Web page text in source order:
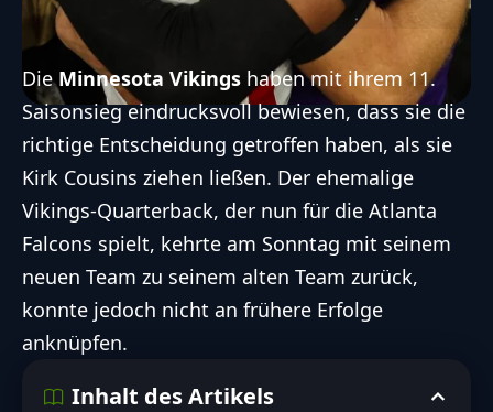
Die Minnesota Vikings haben mit ihrem 11.
Saisonsieg eindrucksvoll bewiesen, dass sie die
richtige Entscheidung getroffen haben, als sie
Kirk Cousins ziehen ließen. Der ehemalige
Vikings-Quarterback, der nun für die Atlanta
Falcons spielt, kehrte am Sonntag mit seinem
neuen Team zu seinem alten Team zurück,
konnte jedoch nicht an frühere Erfolge
anknüpfen.
Inhalt des Artikels